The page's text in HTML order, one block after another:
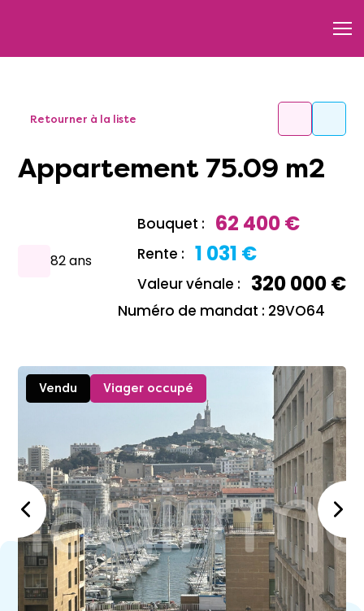
Retourner à la liste
Appartement 75.09 m2
82 ans
Bouquet : 62 400 €
Rente : 1 031 €
Valeur vénale : 320 000 €
Numéro de mandat : 29VO64
Vendu Viager occupé